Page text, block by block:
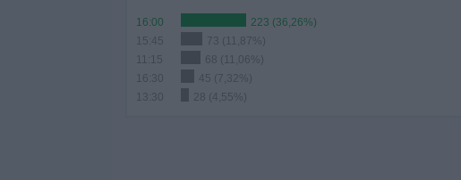
16:00
223 (36,26%)
15:45
73 (11,87%)
11:15
68 (11,06%)
16:30
45 (7,32%)
13:30
28 (4,55%)